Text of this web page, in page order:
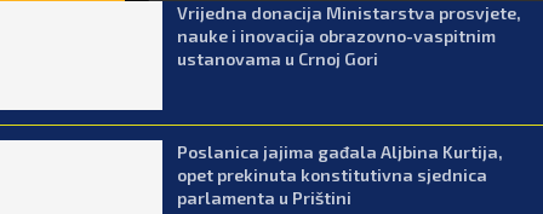
Vrijedna donacija Ministarstva prosvjete,
nauke i inovacija obrazovno-vaspitnim
ustanovama u Crnoj Gori
Poslanica jajima gađala Aljbina Kurtija,
opet prekinuta konstitutivna sjednica
parlamenta u Prištini